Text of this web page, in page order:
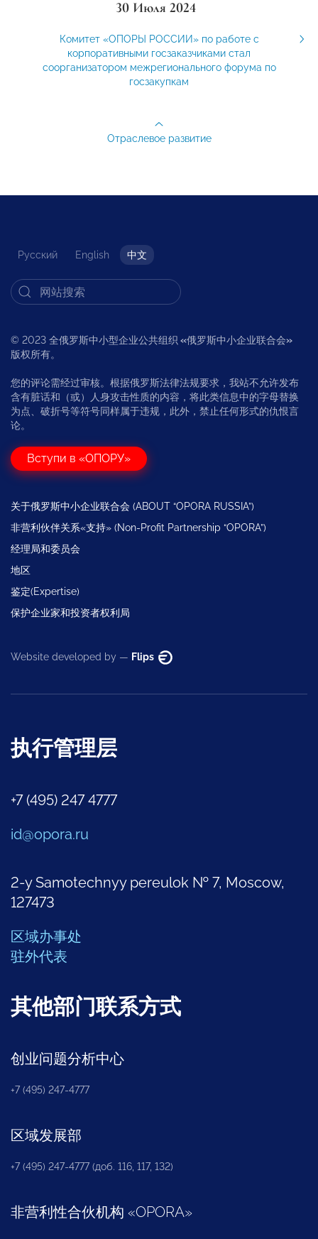
30 Июля 2024
Комитет «ОПОРЫ РОССИИ» по работе с
корпоративными госзаказчиками стал
соорганизатором межрегионального форума по
госзакупкам
Отраслевое развитие
Русский English 中文
© 2023 全俄罗斯中小型企业公共组织 «俄罗斯中小企业联合会»
版权所有。
您的评论需经过审核。根据俄罗斯法律法规要求，我站不允许发布
含有脏话和（或）人身攻击性质的内容，将此类信息中的字母替换
为点、破折号等符号同样属于违规，此外，禁止任何形式的仇恨言
论。
Вступи в «ОПОРУ»
关于俄罗斯中小企业联合会 (ABOUT “OPORA RUSSIA”)
非营利伙伴关系«支持» (Non-Profit Partnership “OPORA”)
经理局和委员会
地区
鉴定(Expertise)
保护企业家和投资者权利局
Website developed by — Flips
执行管理层
+7 (495) 247 4777
id@opora.ru
2-y Samotechnyy pereulok № 7, Moscow,
127473
区域办事处
驻外代表
其他部门联系方式
创业问题分析中心
+7 (495) 247-4777
区域发展部
+7 (495) 247-4777 (доб. 116, 117, 132)
非营利性合伙机构 «OPORA»